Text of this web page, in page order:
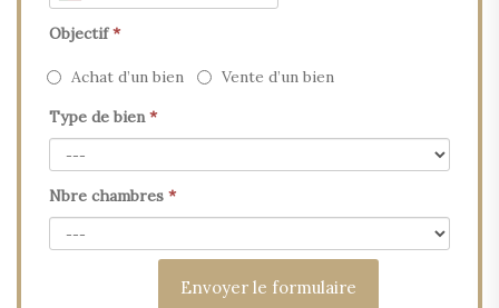
Objectif*
Achat d’un bien
Vente d’un bien
Type de bien*
Nbre chambres *